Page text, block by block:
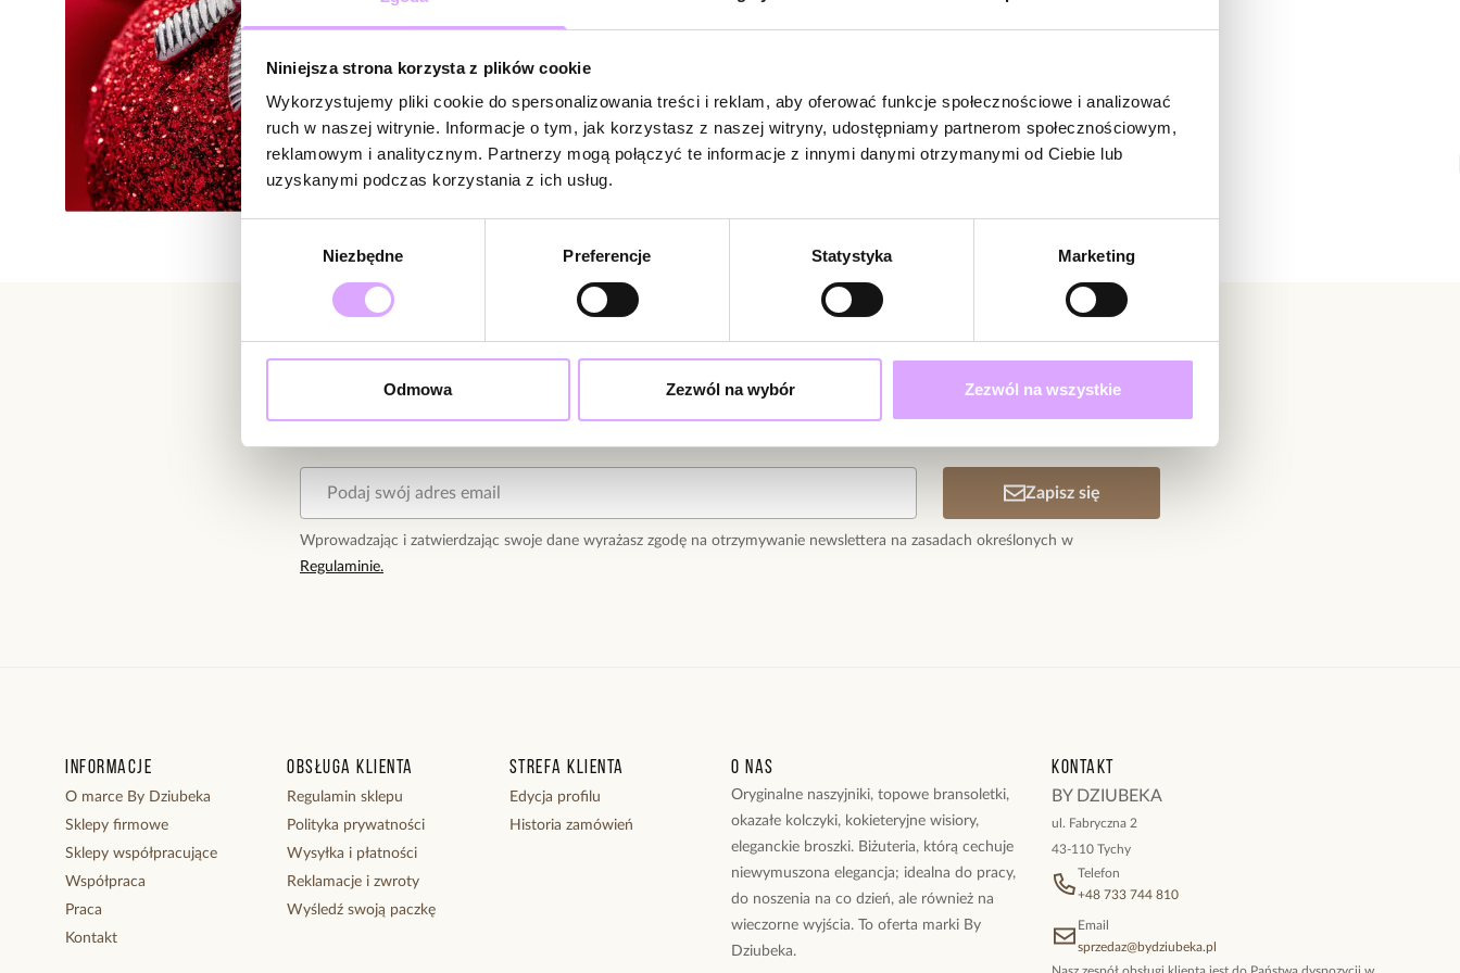
Niniejsza strona korzysta z plików cookie
Wykorzystujemy pliki cookie do spersonalizowania treści i reklam, aby oferować funkcje społecznościowe i analizować
ruch w naszej witrynie. Informacje o tym, jak korzystasz z naszej witryny, udostępniamy partnerom społecznościowym,
reklamowym i analitycznym. Partnerzy mogą połączyć te informacje z innymi danymi otrzymanymi od Ciebie lub
uzyskanymi podczas korzystania z ich usług.
Niezbędne Preferencje Statystyka Marketing
Odmowa Zezwól na wybór Zezwól na wszystkie
Newsletter
Bądź na bieżąco z nowościami i promocjami!
Zapisz się
Wprowadzając i zatwierdzając swoje dane wyrażasz zgodę na otrzymywanie newslettera na zasadach określonych w
Regulaminie.
Informacje
O marce By Dziubeka
Sklepy firmowe
Sklepy współpracujące
Współpraca
Praca
Kontakt
Obsługa klienta
Regulamin sklepu
Polityka prywatności
Wysyłka i płatności
Reklamacje i zwroty
Wyśledź swoją paczkę
Strefa klienta
Edycja profilu
Historia zamówień
O nas
Oryginalne naszyjniki, topowe bransoletki,
okazałe kolczyki, kokieteryjne wisiory,
eleganckie broszki. Biżuteria, którą cechuje
niewymuszona elegancja; idealna do pracy,
do noszenia na co dzień, ale również na
wieczorne wyjścia. To oferta marki By
Dziubeka.
Kontakt
BY DZIUBEKA
ul. Fabryczna 2
43-110 Tychy
Telefon
+48 733 744 810
Email
sprzedaz@bydziubeka.pl